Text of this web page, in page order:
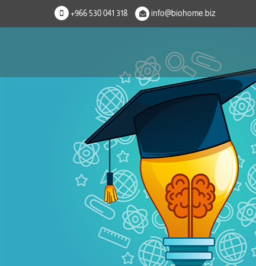
+966 530 041 318 info@biohome.biz